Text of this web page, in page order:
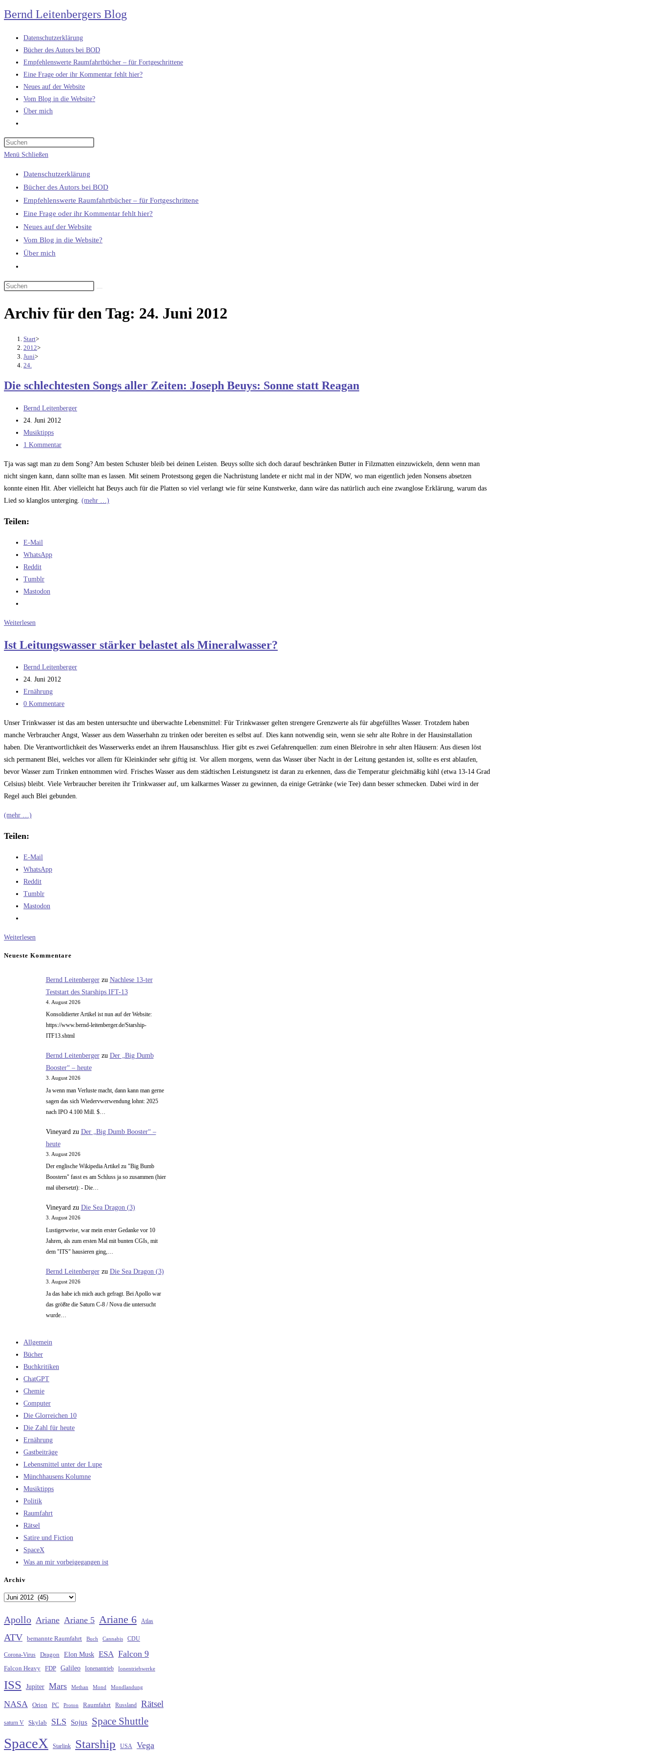
Zum
Inhalt
springen
Bernd Leitenbergers Blog
Datenschutzerklärung
Bücher des Autors bei BOD
Empfehlenswerte Raumfahrtbücher – für Fortgeschrittene
Eine Frage oder ihr Kommentar fehlt hier?
Neues auf der Website
Vom Blog in die Website?
Über mich
umschalten
Menü Schließen
Datenschutzerklärung
Bücher des Autors bei BOD
Empfehlenswerte Raumfahrtbücher – für Fortgeschrittene
Eine Frage oder ihr Kommentar fehlt hier?
Neues auf der Website
Vom Blog in die Website?
Über mich
umschalten
Archiv für den Tag: 24. Juni 2012
Start>
2012>
Juni>
24.
Die schlechtesten Songs aller Zeiten: Joseph Beuys: Sonne statt Reagan
Beitrags-
Autor:
Bernd Leitenberger
Beitrag
veröffentlicht:
24. Juni 2012
Beitrags-
Kategorie:
Musiktipps
Beitrags-
1 Kommentar
Tja was sagt man zu dem Song? Am besten Schuster bleib bei deinen Leisten. Beuys sollte sich doch darauf beschränken Butter in Filzmatten einzuwickeln, denn wenn man
nicht singen kann, dann sollte man es lassen. Mit seinem Protestsong gegen die Nachrüstung landete er nicht mal in der NDW, wo man eigentlich jeden Nonsens absetzen
konnte einen Hit. Aber vielleicht hat Beuys auch für die Platten so viel verlangt wie für seine Kunstwerke, dann wäre das natürlich auch eine zwanglose Erklärung, warum das
Lied so klanglos unterging. (mehr …)
Teilen:
E-Mail
WhatsApp
Reddit
Tumblr
Mastodon
Weiterlesen
Songs
Zeiten:
Joseph
Beuys:
Sonne
statt
Reagan
Ist Leitungswasser stärker belastet als Mineralwasser?
Beitrags-
Autor:
Bernd Leitenberger
Beitrag
veröffentlicht:
24. Juni 2012
Beitrags-
Kategorie:
Ernährung
Beitrags-
0 Kommentare
Unser Trinkwasser ist das am besten untersuchte und überwachte Lebensmittel: Für Trinkwasser gelten strengere Grenzwerte als für abgefülltes Wasser. Trotzdem haben
manche Verbraucher Angst, Wasser aus dem Wasserhahn zu trinken oder bereiten es selbst auf. Dies kann notwendig sein, wenn sie sehr alte Rohre in der Hausinstallation
haben. Die Verantwortlichkeit des Wasserwerks endet an ihrem Hausanschluss. Hier gibt es zwei Gefahrenquellen: zum einen Bleirohre in sehr alten Häusern: Aus diesen löst
sich permanent Blei, welches vor allem für Kleinkinder sehr giftig ist. Vor allem morgens, wenn das Wasser über Nacht in der Leitung gestanden ist, sollte es erst ablaufen,
bevor Wasser zum Trinken entnommen wird. Frisches Wasser aus dem städtischen Leistungsnetz ist daran zu erkennen, dass die Temperatur gleichmäßig kühl (etwa 13-14 Grad
Celsius) bleibt. Viele Verbraucher bereiten ihr Trinkwasser auf, um kalkarmes Wasser zu gewinnen, da einige Getränke (wie Tee) dann besser schmecken. Dabei wird in der
Regel auch Blei gebunden.
(mehr …)
Teilen:
E-Mail
WhatsApp
Reddit
Tumblr
Mastodon
Weiterlesen
Neueste Kommentare
Bernd Leitenbergerzu Nachlese 13-ter
Teststart des Starships IFT-13
4. August 2026
Konsolidierter Artikel ist nun auf der Website:
https://www.bernd-leitenberger.de/Starship-
ITF13.shtml
Bernd Leitenbergerzu Der „Big Dumb
Booster“ – heute
3. August 2026
Ja wenn man Verluste macht, dann kann man gerne
sagen das sich Wiedervwerwendung lohnt: 2025
nach IPO 4.100 Mill. $…
Vineyard zu Der „Big Dumb Booster“ –
heute
3. August 2026
Der englische Wikipedia Artikel zu "Big Bumb
Boostern" fasst es am Schluss ja so zusammen (hier
mal übersetzt): - Die…
Vineyardzu Die Sea Dragon (3)
3. August 2026
Lustigerweise, war mein erster Gedanke vor 10
Jahren, als zum ersten Mal mit bunten CGIs, mit
dem "ITS" hausieren ging,…
Bernd Leitenbergerzu Die Sea Dragon (3)
3. August 2026
Ja das habe ich mich auch gefragt. Bei Apollo war
das größte die Saturn C-8 / Nova die untersucht
wurde…
Allgemein
Bücher
Buchkritiken
ChatGPT
Chemie
Computer
Die Glorreichen 10
Die Zahl für heute
Ernährung
Gastbeiträge
Lebensmittel unter der Lupe
Münchhausens Kolumne
Musiktipps
Politik
Raumfahrt
Rätsel
Satire und Fiction
SpaceX
Was an mir vorbeigegangen ist
Archiv
Archiv
Apollo Ariane Ariane 5 Ariane 6 Atlas
ATV bemannte Raumfahrt Buch Cannabis CDU
Corona-Virus Dragon Elon Musk ESA Falcon 9
Falcon Heavy FDP Galileo Ionenantrieb Ionentriebwerke
ISS Jupiter Mars Methan Mond Mondlandung
NASA Orion PC Proton Raumfahrt Russland Rätsel
saturn V Skylab SLS Sojus Space Shuttle
SpaceX Starlink Starship USA Vega